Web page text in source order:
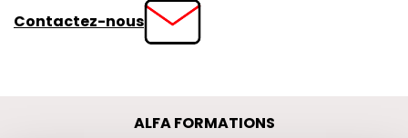
Contactez-nous
ALFA FORMATIONS